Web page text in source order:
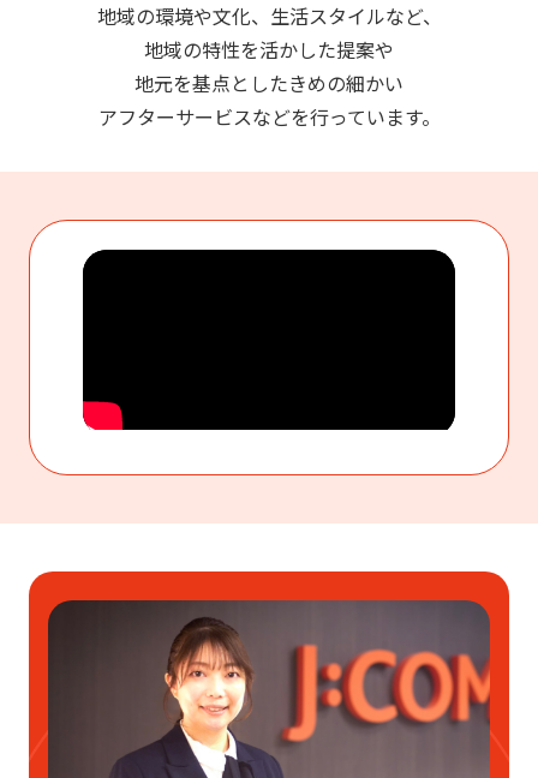
地域の環境や文化、生活スタイルなど、
地域の特性を活かした提案や
地元を基点としたきめの細かい
アフターサービスなどを行っています。